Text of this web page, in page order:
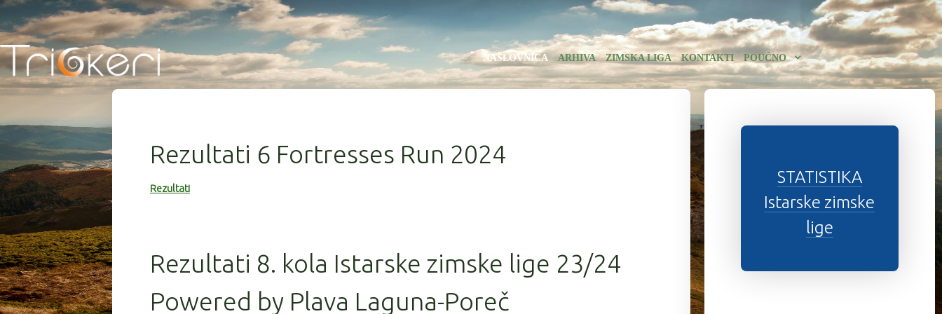
NASLOVNICA ARHIVA ZIMSKA LIGA KONTAKTI POUČNO
Rezultati 6 Fortresses Run 2024
Rezultati
Rezultati 8. kola Istarske zimske lige 23/24
Powered by Plava Laguna-Poreč
STATISTIKA
Istarske zimske
lige